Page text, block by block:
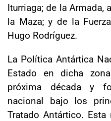
Iturriaga; de la Armada,
la Maza; y de la
Hugo Rodríguez.
La Política Antártica
Estado en dicha
próxima década y
nacional bajo los
Tratado Antártico.